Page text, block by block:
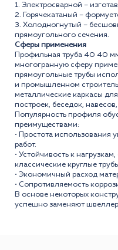
1. Электросварной –
2. Горячекатаный –
3. Холодногнутый –
прямоугольного сечения.
Сферы применения
Профильная труба 40 40
многогранную сферу
прямоугольные трубы
и промышленном
металлические каркасы
построек, беседок,
Популярность профиля
преимуществами:
• Простота использования
работ.
• Устойчивость к
классические круглые
• Экономичный расход
• Сопротивляемость
В основе некоторых
успешно заменяют